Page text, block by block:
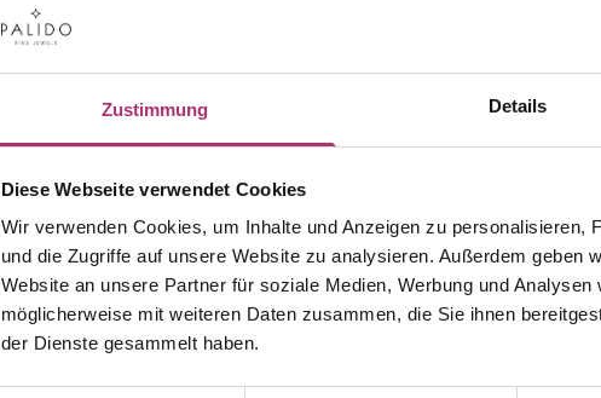
Zustimmung Details
Diese Webseite verwendet Cookies
Wir verwenden Cookies, um Inhalte und Anzeigen zu personalisieren,
und die Zugriffe auf unsere Website zu analysieren. Außerdem geben
Website an unsere Partner für soziale Medien, Werbung und
möglicherweise mit weiteren Daten zusammen, die Sie ihnen
der Dienste gesammelt haben.
The matching